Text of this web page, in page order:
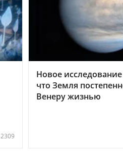
2309
Новое
что Земля
Венеру жизнью